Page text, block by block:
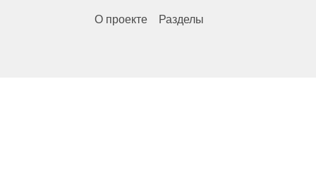
О проекте Разделы